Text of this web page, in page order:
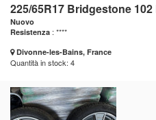
225/65R17 Bridgestone
Nuovo
Resistenza : ****
Divonne-les-Bains, France
Quantità in stock: 4